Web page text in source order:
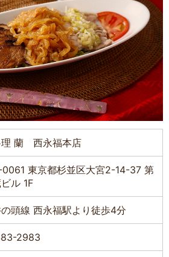
理 蘭 西永福本店
0061 東京都杉並区大宮2-14-37 第
ル 1F
頭線 西永福駅より徒歩4分
2983